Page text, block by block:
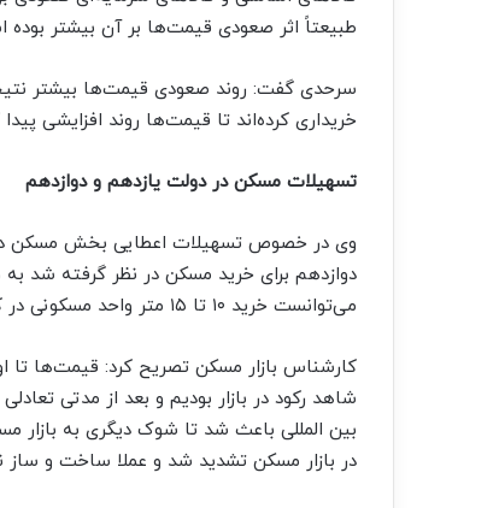
طبیعتاً اثر صعودی قیمت‌ها بر آن بیشتر
سرحدی گفت: روند صعودی قیمت‌ها بیشتر
خریداری کرده‌اند تا قیمت‌ها روند افزایشی
تسهیلات مسکن در دولت یازدهم و دوازدهم
وی در خصوص تسهیلات اعطایی بخش مسکن در
دوازدهم برای خرید مسکن در نظر گرفته شد
می‌توانست خرید ۱۰ تا ۱۵ متر واحد مسکونی در کلانشهر‌ها را پوشش دهد.
در بازار مسکن تشدید شد و عملا ساخت و